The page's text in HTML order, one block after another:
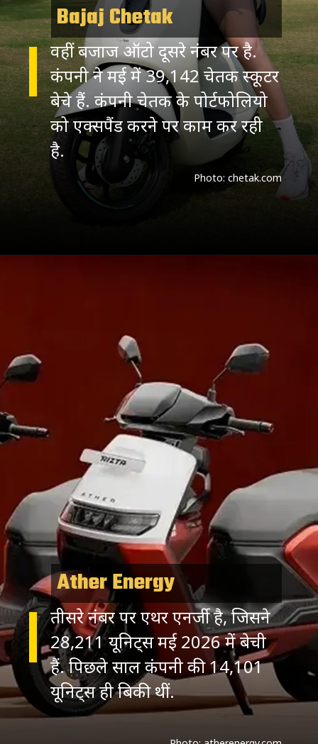
Bajaj Chetak
वहीं बजाज ऑटो दूसरे नंबर पर है.
कंपनी ने मई में 39,142 चेतक स्कूटर
बेचे हैं. कंपनी चेतक के पोर्टफोलियो
को एक्सपैंड करने पर काम कर रही
है.
Photo: chetak.com
Ather Energy
तीसरे नंबर पर एथर एनर्जी है, जिसने
28,211 यूनिट्स मई 2026 में बेची
हैं. पिछले साल कंपनी की 14,101
यूनिट्स ही बिकी थीं.